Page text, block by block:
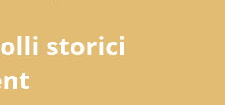
storici